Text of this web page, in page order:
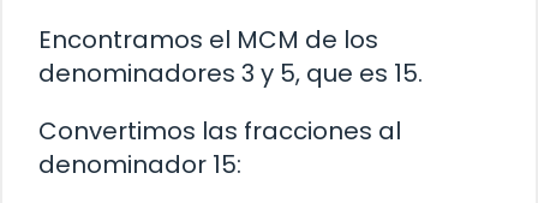
Encontramos el MCM de los
denominadores 3 y 5, que es 15.
Convertimos las fracciones al
denominador 15: